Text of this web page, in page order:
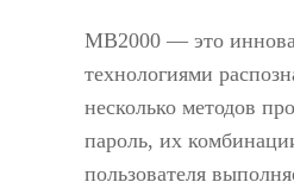
More>>
MB2000 — это
технологиями
несколько методов
пароль, их
пользователя